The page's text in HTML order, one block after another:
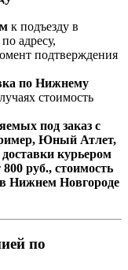
к подъезду в
адресу,
подтверждения
по Нижнему
стоимость
под заказ с
Юный Атлет,
курьером
руб., стоимость
Нижнем Новгороде
по